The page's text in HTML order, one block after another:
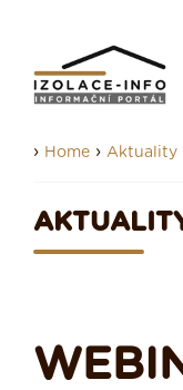
› Home › Aktuality